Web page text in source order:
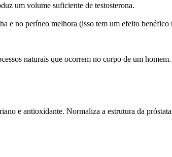
um volume suficiente de testosterona.
e no períneo melhora (isso tem um efeito
naturais que ocorrem no corpo de um
e antioxidante. Normaliza a estrutura da